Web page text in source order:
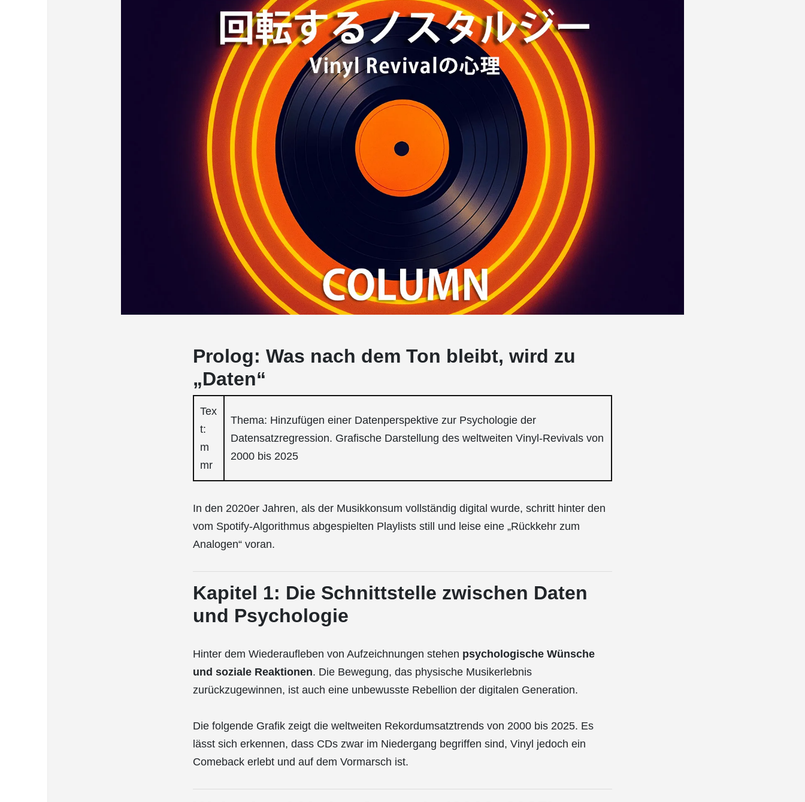
Prolog: Was nach dem Ton bleibt, wird zu
„Daten“
Tex
t:
m
mr
Thema: Hinzufügen einer Datenperspektive zur Psychologie der
Datensatzregression. Grafische Darstellung des weltweiten Vinyl-Revivals von
2000 bis 2025
In den 2020er Jahren, als der Musikkonsum vollständig digital wurde, schritt hinter den
vom Spotify-Algorithmus abgespielten Playlists still und leise eine „Rückkehr zum
Analogen“ voran.
Kapitel 1: Die Schnittstelle zwischen Daten
und Psychologie
Hinter dem Wiederaufleben von Aufzeichnungen stehen psychologische Wünsche
und soziale Reaktionen. Die Bewegung, das physische Musikerlebnis
zurückzugewinnen, ist auch eine unbewusste Rebellion der digitalen Generation.
Die folgende Grafik zeigt die weltweiten Rekordumsatztrends von 2000 bis 2025. Es
lässt sich erkennen, dass CDs zwar im Niedergang begriffen sind, Vinyl jedoch ein
Comeback erlebt und auf dem Vormarsch ist.